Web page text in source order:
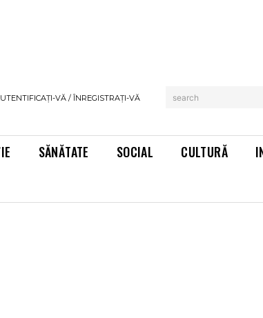
VĂ / ÎNREGISTRAȚI-VĂ search
SĂNĂTATE SOCIAL CULTURĂ